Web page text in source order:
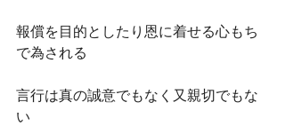
報償を目的としたり恩に着せる心もち
で為される
言行は真の誠意でもなく又親切でもな
い